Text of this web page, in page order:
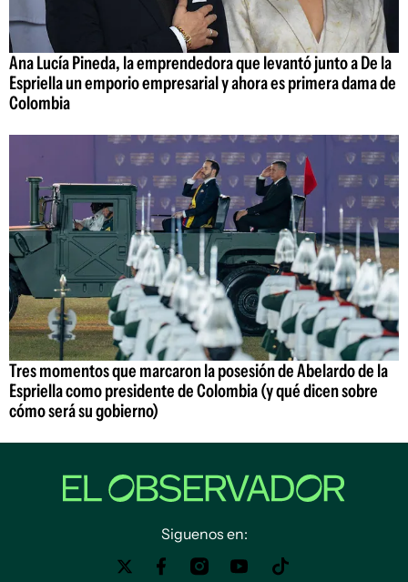
Ana Lucía Pineda, la emprendedora que levantó junto a De la
Espriella un emporio empresarial y ahora es primera dama de
Colombia
Tres momentos que marcaron la posesión de Abelardo de la
Espriella como presidente de Colombia (y qué dicen sobre
cómo será su gobierno)
Siguenos en: